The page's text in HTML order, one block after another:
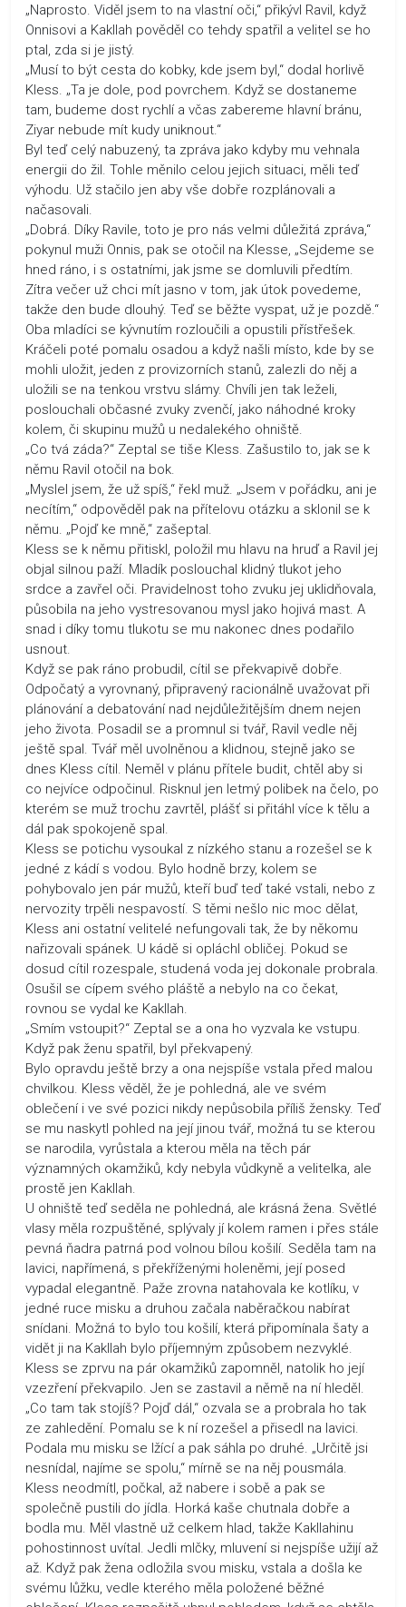
„Naprosto. Viděl jsem to na vlastní oči,“ přikývl Ravil, když
Onnisovi a Kakllah pověděl co tehdy spatřil a velitel se ho
ptal, zda si je jistý.
„Musí to být cesta do kobky, kde jsem byl,“ dodal horlivě
Kless. „Ta je dole, pod povrchem. Když se dostaneme
tam, budeme dost rychlí a včas zabereme hlavní bránu,
Ziyar nebude mít kudy uniknout.“
Byl teď celý nabuzený, ta zpráva jako kdyby mu vehnala
energii do žil. Tohle měnilo celou jejich situaci, měli teď
výhodu. Už stačilo jen aby vše dobře rozplánovali a
načasovali.
„Dobrá. Díky Ravile, toto je pro nás velmi důležitá zpráva,“
pokynul muži Onnis, pak se otočil na Klesse, „Sejdeme se
hned ráno, i s ostatními, jak jsme se domluvili předtím.
Zítra večer už chci mít jasno v tom, jak útok povedeme,
takže den bude dlouhý. Teď se běžte vyspat, už je pozdě.“
Oba mladíci se kývnutím rozloučili a opustili přístřešek.
Kráčeli poté pomalu osadou a když našli místo, kde by se
mohli uložit, jeden z provizorních stanů, zalezli do něj a
uložili se na tenkou vrstvu slámy. Chvíli jen tak leželi,
poslouchali občasné zvuky zvenčí, jako náhodné kroky
kolem, či skupinu mužů u nedalekého ohniště.
„Co tvá záda?“ Zeptal se tiše Kless. Zašustilo to, jak se k
němu Ravil otočil na bok.
„Myslel jsem, že už spíš,“ řekl muž. „Jsem v pořádku, ani je
necítím,“ odpověděl pak na přítelovu otázku a sklonil se k
němu. „Pojď ke mně,“ zašeptal.
Kless se k němu přitiskl, položil mu hlavu na hruď a Ravil jej
objal silnou paží. Mladík poslouchal klidný tlukot jeho
srdce a zavřel oči. Pravidelnost toho zvuku jej uklidňovala,
působila na jeho vystresovanou mysl jako hojivá mast. A
snad i díky tomu tlukotu se mu nakonec dnes podařilo
usnout.
Když se pak ráno probudil, cítil se překvapivě dobře.
Odpočatý a vyrovnaný, připravený racionálně uvažovat při
plánování a debatování nad nejdůležitějším dnem nejen
jeho života. Posadil se a promnul si tvář, Ravil vedle něj
ještě spal. Tvář měl uvolněnou a klidnou, stejně jako se
dnes Kless cítil. Neměl v plánu přítele budit, chtěl aby si
co nejvíce odpočinul. Risknul jen letmý polibek na čelo, po
kterém se muž trochu zavrtěl, plášť si přitáhl více k tělu a
dál pak spokojeně spal.
Kless se potichu vysoukal z nízkého stanu a rozešel se k
jedné z kádí s vodou. Bylo hodně brzy, kolem se
pohybovalo jen pár mužů, kteří buď teď také vstali, nebo z
nervozity trpěli nespavostí. S těmi nešlo nic moc dělat,
Kless ani ostatní velitelé nefungovali tak, že by někomu
nařizovali spánek. U kádě si opláchl obličej. Pokud se
dosud cítil rozespale, studená voda jej dokonale probrala.
Osušil se cípem svého pláště a nebylo na co čekat,
rovnou se vydal ke Kakllah.
„Smím vstoupit?“ Zeptal se a ona ho vyzvala ke vstupu.
Když pak ženu spatřil, byl překvapený.
Bylo opravdu ještě brzy a ona nejspíše vstala před malou
chvilkou. Kless věděl, že je pohledná, ale ve svém
oblečení i ve své pozici nikdy nepůsobila příliš žensky. Teď
se mu naskytl pohled na její jinou tvář, možná tu se kterou
se narodila, vyrůstala a kterou měla na těch pár
významných okamžiků, kdy nebyla vůdkyně a velitelka, ale
prostě jen Kakllah.
U ohniště teď seděla ne pohledná, ale krásná žena. Světlé
vlasy měla rozpuštěné, splývaly jí kolem ramen i přes stále
pevná ňadra patrná pod volnou bílou košilí. Seděla tam na
lavici, napřímená, s překříženými holeněmi, její posed
vypadal elegantně. Paže zrovna natahovala ke kotlíku, v
jedné ruce misku a druhou začala naběračkou nabírat
snídani. Možná to bylo tou košilí, která připomínala šaty a
vidět ji na Kakllah bylo příjemným způsobem nezvyklé.
Kless se zprvu na pár okamžiků zapomněl, natolik ho její
vzezření překvapilo. Jen se zastavil a němě na ní hleděl.
„Co tam tak stojíš? Pojď dál,“ ozvala se a probrala ho tak
ze zahledění. Pomalu se k ní rozešel a přisedl na lavici.
Podala mu misku se lžící a pak sáhla po druhé. „Určitě jsi
nesnídal, najíme se spolu,“ mírně se na něj pousmála.
Kless neodmítl, počkal, až nabere i sobě a pak se
společně pustili do jídla. Horká kaše chutnala dobře a
bodla mu. Měl vlastně už celkem hlad, takže Kakllahinu
pohostinnost uvítal. Jedli mlčky, mluvení si nejspíše užijí až
až. Když pak žena odložila svou misku, vstala a došla ke
svému lůžku, vedle kterého měla položené běžné